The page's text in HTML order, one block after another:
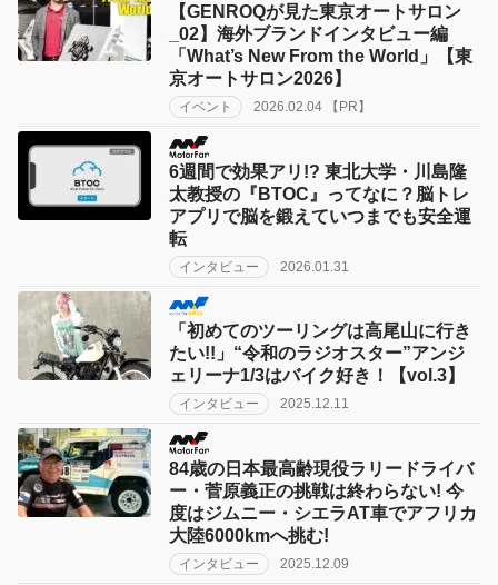
【GENROQが見た東京オートサロン
_02】海外ブランドインタビュー編
「What’s New From the World」【東
京オートサロン2026】
イベント 2026.02.04 【PR】
6週間で効果アリ!? 東北大学・川島隆
太教授の『BTOC』ってなに？脳トレ
アプリで脳を鍛えていつまでも安全運
転
インタビュー 2026.01.31
「初めてのツーリングは高尾山に行き
たい!!」“令和のラジオスター”アンジ
ェリーナ1/3はバイク好き！【vol.3】
インタビュー 2025.12.11
84歳の日本最高齢現役ラリードライバ
ー・菅原義正の挑戦は終わらない! 今
度はジムニー・シエラAT車でアフリカ
大陸6000kmへ挑む!
インタビュー 2025.12.09